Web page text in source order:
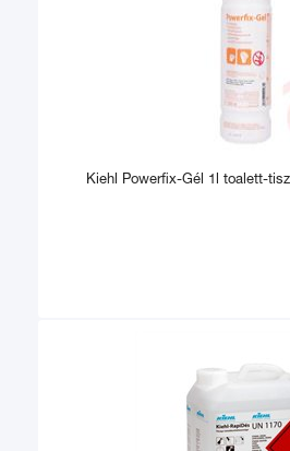
Kiehl Powerfix-Gél 1l toalett-